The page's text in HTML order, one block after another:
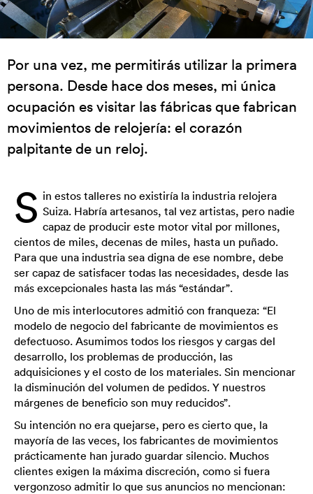
Por una vez, me permitirás utilizar la primera
persona. Desde hace dos meses, mi única
ocupación es visitar las fábricas que fabrican
movimientos de relojería: el corazón
palpitante de un reloj.
S in estos talleres no existiría la industria relojera
Suiza. Habría artesanos, tal vez artistas, pero nadie
capaz de producir este motor vital por millones,
cientos de miles, decenas de miles, hasta un puñado.
Para que una industria sea digna de ese nombre, debe
ser capaz de satisfacer todas las necesidades, desde las
más excepcionales hasta las más “estándar”.
Uno de mis interlocutores admitió con franqueza: “El
modelo de negocio del fabricante de movimientos es
defectuoso. Asumimos todos los riesgos y cargas del
desarrollo, los problemas de producción, las
adquisiciones y el costo de los materiales. Sin mencionar
la disminución del volumen de pedidos. Y nuestros
márgenes de beneficio son muy reducidos”.
Su intención no era quejarse, pero es cierto que, la
mayoría de las veces, los fabricantes de movimientos
prácticamente han jurado guardar silencio. Muchos
clientes exigen la máxima discreción, como si fuera
vergonzoso admitir lo que sus anuncios no mencionan: